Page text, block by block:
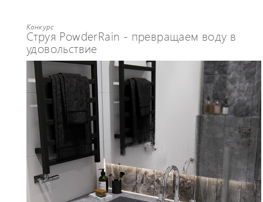
Конкурс
Струя PowderRain - превращаем воду в
удовольствие